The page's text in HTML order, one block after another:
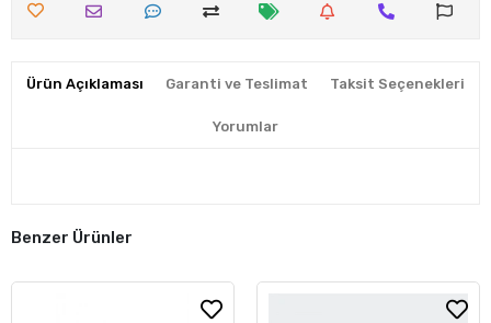
Ürün Açıklaması Garanti ve Teslimat Taksit Seçenekleri
Yorumlar
Benzer Ürünler